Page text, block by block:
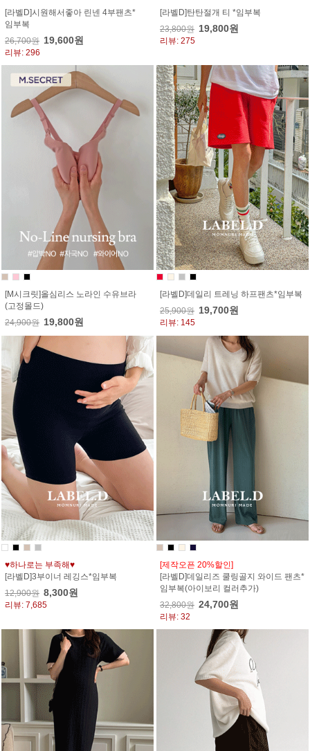
[라벨D]시원해서좋아 린넨 4부팬츠*
임부복
26,700원 19,600원
리뷰: 296
[라벨D]탄탄절개 티 *임부복
23,800원 19,800원
리뷰: 275
[M시크릿]올심리스 노라인 수유브라
(고정몰드)
24,900원 19,800원
[라벨D]데일리 트레닝 하프팬츠*임부복
25,900원 19,700원
리뷰: 145
♥하나로는 부족해♥
[라벨D]3부이너 레깅스*임부복
12,900원 8,300원
리뷰: 7,685
[제작오픈 20%할인]
[라벨D]데일리즈 쿨링골지 와이드 팬츠*
임부복(아이보리 컬러추가)
32,800원 24,700원
리뷰: 32